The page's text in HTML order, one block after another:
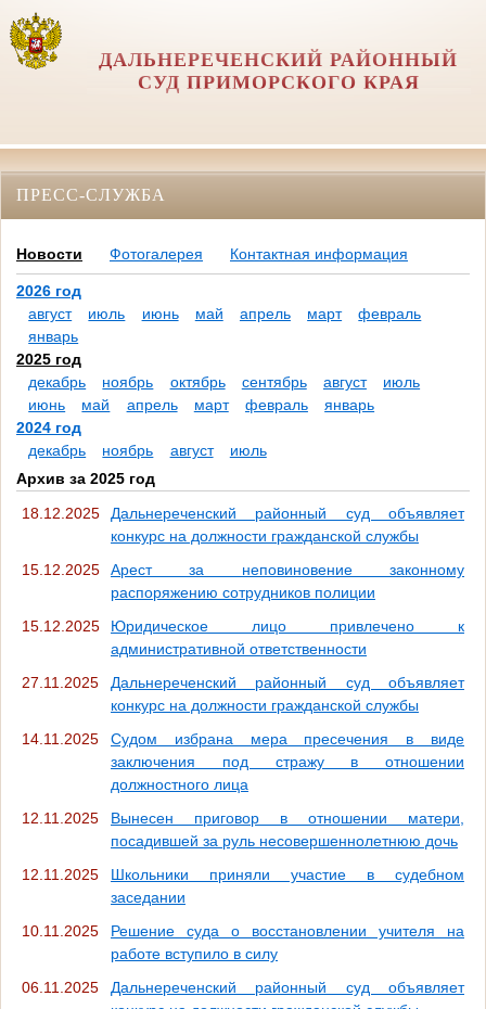
ДАЛЬНЕРЕЧЕНСКИЙ РАЙОННЫЙ
СУД ПРИМОРСКОГО КРАЯ
ПРЕСС-СЛУЖБА
Новости Фотогалерея Контактная информация
2026 год
август
июль июнь май апрель март
февраль
январь
2025 год
декабрь
ноябрь октябрь сентябрь август
июль
июнь
май апрель март февраль
январь
2024 год
декабрь
ноябрь август
июль
Архив за 2025 год
18.12.2025
Дальнереченский районный суд объявляет
конкурс на должности гражданской службы
15.12.2025
Арест за неповиновение законному
распоряжению сотрудников полиции
15.12.2025
Юридическое лицо привлечено к
административной ответственности
27.11.2025
Дальнереченский районный суд объявляет
конкурс на должности гражданской службы
14.11.2025
Судом избрана мера пресечения в виде
заключения под стражу в отношении
должностного лица
12.11.2025
Вынесен приговор в отношении матери,
посадившей за руль несовершеннолетнюю дочь
12.11.2025
Школьники приняли участие в судебном
заседании
10.11.2025
Решение суда о восстановлении учителя на
работе вступило в силу
06.11.2025
Дальнереченский районный суд объявляет